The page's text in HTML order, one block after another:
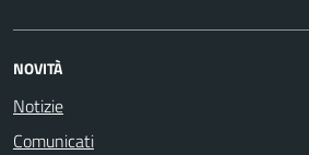
NOVITÀ
Notizie
Comunicati